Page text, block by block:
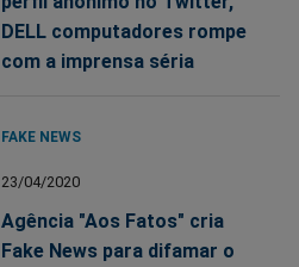
DELL computadores rompe
com a imprensa séria
FAKE NEWS
23/04/2020
Agência "Aos Fatos" cria
Fake News para difamar o